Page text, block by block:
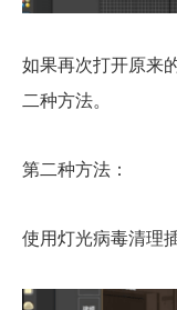
如果再次打开原来
二种方法。
第二种方法：
使用灯光病毒清理